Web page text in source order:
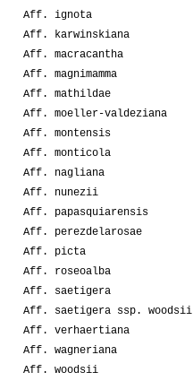
Aff. ignota
Aff. karwinskiana
Aff. macracantha
Aff. magnimamma
Aff. mathildae
Aff. moeller-valdeziana
Aff. montensis
Aff. monticola
Aff. nagliana
Aff. nunezii
Aff. papasquiarensis
Aff. perezdelarosae
Aff. picta
Aff. roseoalba
Aff. saetigera
Aff. saetigera ssp. woodsii
Aff. verhaertiana
Aff. wagneriana
Aff. woodsii